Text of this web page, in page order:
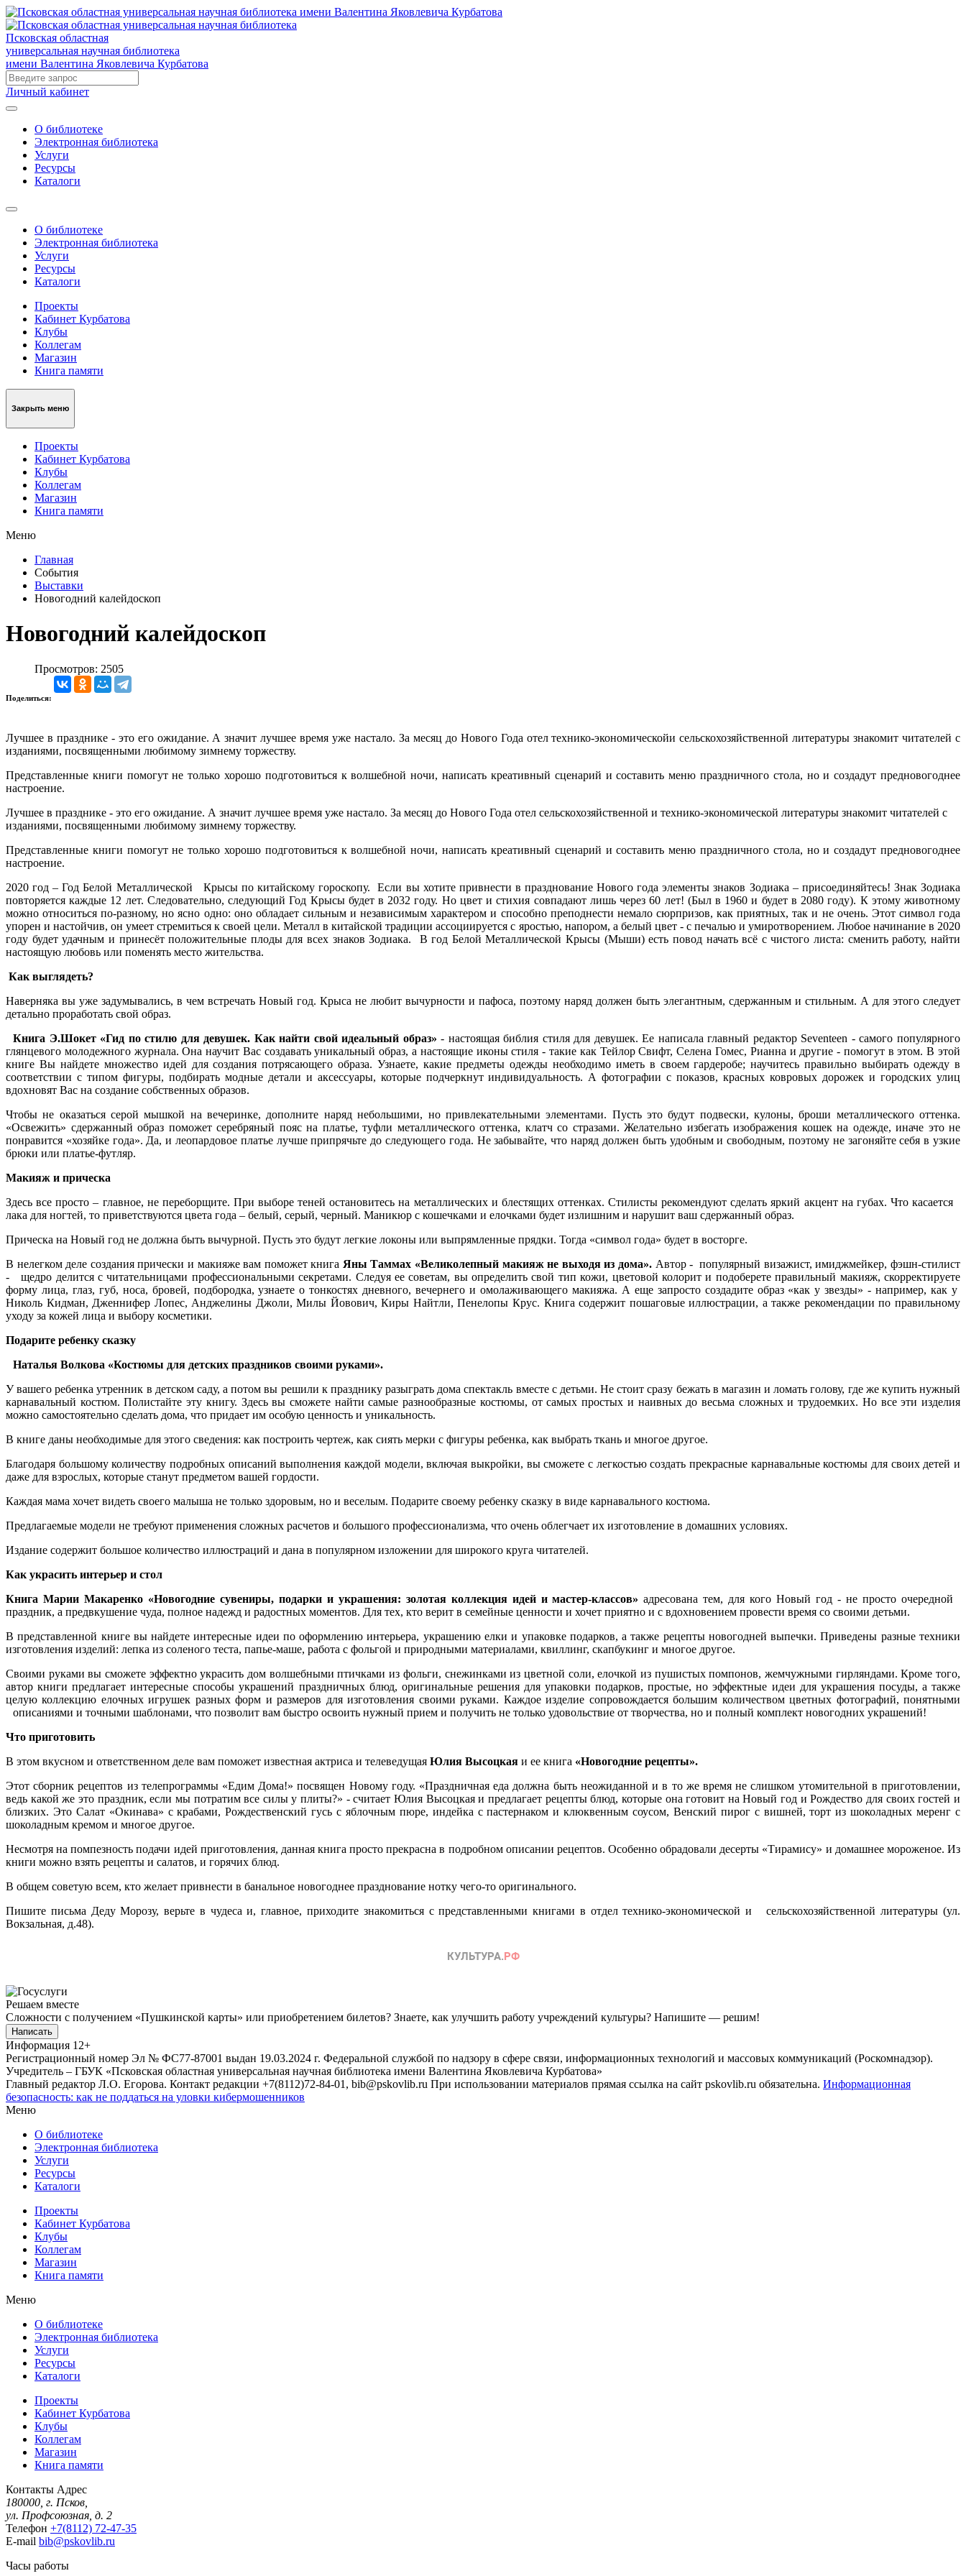
Псковская областная
универсальная научная библиотека
имени Валентина Яковлевича Курбатова
Личный кабинет
О библиотеке
Электронная библиотека
Услуги
Ресурсы
Каталоги
О библиотеке
Электронная библиотека
Услуги
Ресурсы
Каталоги
Проекты
Кабинет Курбатова
Клубы
Коллегам
Магазин
Книга памяти
Закрыть меню
Проекты
Кабинет Курбатова
Клубы
Коллегам
Магазин
Книга памяти
Меню
Главная
События
Выставки
Новогодний калейдоскоп
Новогодний калейдоскоп
Просмотров: 2505
Поделиться:
Лучшее в празднике - это его ожидание. А значит лучшее время уже настало. За месяц до Нового Года отел технико-экономическойи сельскохозяйственной литературы знакомит читателей с
изданиями, посвященными любимому зимнему торжеству.
Представленные книги помогут не только хорошо подготовиться к волшебной ночи, написать креативный сценарий и составить меню праздничного стола, но и создадут предновогоднее
настроение.
Лучшее в празднике - это его ожидание. А значит лучшее время уже настало. За месяц до Нового Года отел сельскохозяйственной и технико-экономической литературы знакомит читателей с
изданиями, посвященными любимому зимнему торжеству.
Представленные книги помогут не только хорошо подготовиться к волшебной ночи, написать креативный сценарий и составить меню праздничного стола, но и создадут предновогоднее
настроение.
2020 год – Год Белой Металлической Крысы по китайскому гороскопу. Если вы хотите привнести в празднование Нового года элементы знаков Зодиака – присоединяйтесь! Знак Зодиака
повторяется каждые 12 лет. Следовательно, следующий Год Крысы будет в 2032 году. Но цвет и стихия совпадают лишь через 60 лет! (Был в 1960 и будет в 2080 году). К этому животному
можно относиться по-разному, но ясно одно: оно обладает сильным и независимым характером и способно преподнести немало сюрпризов, как приятных, так и не очень. Этот символ года
упорен и настойчив, он умеет стремиться к своей цели. Металл в китайской традиции ассоциируется с яростью, напором, а белый цвет - с печалью и умиротворением. Любое начинание в 2020
году будет удачным и принесёт положительные плоды для всех знаков Зодиака. В год Белой Металлической Крысы (Мыши) есть повод начать всё с чистого листа: сменить работу, найти
настоящую любовь или поменять место жительства.
Как выглядеть?
Наверняка вы уже задумывались, в чем встречать Новый год. Крыса не любит вычурности и пафоса, поэтому наряд должен быть элегантным, сдержанным и стильным. А для этого следует
детально проработать свой образ.
Книга Э.Шокет «Гид по стилю для девушек. Как найти свой идеальный образ»- настоящая библия стиля для девушек. Ее написала главный редактор Seventeen - самого популярного
глянцевого молодежного журнала. Она научит Вас создавать уникальный образ, а настоящие иконы стиля - такие как Тейлор Свифт, Селена Гомес, Рианна и другие - помогут в этом. В этой
книге Вы найдете множество идей для создания потрясающего образа. Узнаете, какие предметы одежды необходимо иметь в своем гардеробе; научитесь правильно выбирать одежду в
соответствии с типом фигуры, подбирать модные детали и аксессуары, которые подчеркнут индивидуальность. А фотографии с показов, красных ковровых дорожек и городских улиц
вдохновят Вас на создание собственных образов.
Чтобы не оказаться серой мышкой на вечеринке, дополните наряд небольшими, но привлекательными элементами. Пусть это будут подвески, кулоны, броши металлического оттенка.
«Освежить» сдержанный образ поможет серебряный пояс на платье, туфли металлического оттенка, клатч со стразами. Желательно избегать изображения кошек на одежде, иначе это не
понравится «хозяйке года». Да, и леопардовое платье лучше припрячьте до следующего года. Не забывайте, что наряд должен быть удобным и свободным, поэтому не загоняйте себя в узкие
брюки или платье-футляр.
Макияж и прическа
Здесь все просто – главное, не переборщите. При выборе теней остановитесь на металлических и блестящих оттенках. Стилисты рекомендуют сделать яркий акцент на губах. Что касается
лака для ногтей, то приветствуются цвета года – белый, серый, черный. Маникюр с кошечками и елочками будет излишним и нарушит ваш сдержанный образ.
Прическа на Новый год не должна быть вычурной. Пусть это будут легкие локоны или выпрямленные прядки. Тогда «символ года» будет в восторге.
В нелегком деле создания прически и макияже вам поможет книга Яны Таммах «Великолепный макияж не выходя из дома». Автор - популярный визажист, имиджмейкер, фэшн-стилист
- щедро делится с читательницами профессиональными секретами. Следуя ее советам, вы определить свой тип кожи, цветовой колорит и подоберете правильный макияж, скорректируете
форму лица, глаз, губ, носа, бровей, подбородка, узнаете о тонкостях дневного, вечернего и омолаживающего макияжа. А еще запросто создадите образ «как у звезды» - например, как у
Николь Кидман, Дженнифер Лопес, Анджелины Джоли, Милы Йовович, Киры Найтли, Пенелопы Крус. Книга содержит пошаговые иллюстрации, а также рекомендации по правильному
уходу за кожей лица и выбору косметики.
Подарите ребенку сказку
Наталья Волкова «Костюмы для детских праздников своими руками».
У вашего ребенка утренник в детском саду, а потом вы решили к празднику разыграть дома спектакль вместе с детьми. Не стоит сразу бежать в магазин и ломать голову, где же купить нужный
карнавальный костюм. Полистайте эту книгу. Здесь вы сможете найти самые разнообразные костюмы, от самых простых и наивных до весьма сложных и трудоемких. Но все эти изделия
можно самостоятельно сделать дома, что придает им особую ценность и уникальность.
В книге даны необходимые для этого сведения: как построить чертеж, как сиять мерки с фигуры ребенка, как выбрать ткань и многое другое.
Благодаря большому количеству подробных описаний выполнения каждой модели, включая выкройки, вы сможете с легкостью создать прекрасные карнавальные костюмы для своих детей и
даже для взрослых, которые станут предметом вашей гордости.
Каждая мама хочет видеть своего малыша не только здоровым, но и веселым. Подарите своему ребенку сказку в виде карнавального костюма.
Предлагаемые модели не требуют применения сложных расчетов и большого профессионализма, что очень облегчает их изготовление в домашних условиях.
Издание содержит большое количество иллюстраций и дана в популярном изложении для широкого круга читателей.
Как украсить интерьер и стол
Книга Марии Макаренко «Новогодние сувениры, подарки и украшения: золотая коллекция идей и мастер-классов»адресована тем, для кого Новый год - не просто очередной
праздник, а предвкушение чуда, полное надежд и радостных моментов. Для тех, кто верит в семейные ценности и хочет приятно и с вдохновением провести время со своими детьми.
В представленной книге вы найдете интересные идеи по оформлению интерьера, украшению елки и упаковке подарков, а также рецепты новогодней выпечки. Приведены разные техники
изготовления изделий: лепка из соленого теста, папье-маше, работа с фольгой и природными материалами, квиллинг, скапбукинг и многое другое.
Своими руками вы сможете эффектно украсить дом волшебными птичками из фольги, снежинками из цветной соли, елочкой из пушистых помпонов, жемчужными гирляндами. Кроме того,
автор книги предлагает интересные способы украшений праздничных блюд, оригинальные решения для упаковки подарков, простые, но эффектные идеи для украшения посуды, а также
целую коллекцию елочных игрушек разных форм и размеров для изготовления своими руками. Каждое изделие сопровождается большим количеством цветных фотографий, понятными
описаниями и точными шаблонами, что позволит вам быстро освоить нужный прием и получить не только удовольствие от творчества, но и полный комплект новогодних украшений!
Что приготовить
В этом вкусном и ответственном деле вам поможет известная актриса и телеведущая Юлия Высоцкая и ее книга «Новогодние рецепты».
Этот сборник рецептов из телепрограммы «Едим Дома!» посвящен Новому году. «Праздничная еда должна быть неожиданной и в то же время не слишком утомительной в приготовлении,
ведь какой же это праздник, если мы потратим все силы у плиты?» - считает Юлия Высоцкая и предлагает рецепты блюд, которые она готовит на Новый год и Рождество для своих гостей и
близких. Это Салат «Окинава» с крабами, Рождественский гусь с яблочным пюре, индейка с пастернаком и клюквенным соусом, Венский пирог с вишней, торт из шоколадных меренг с
шоколадным кремом и многое другое.
Несмотря на помпезность подачи идей приготовления, данная книга просто прекрасна в подробном описании рецептов. Особенно обрадовали десерты «Тирамису» и домашнее мороженое. Из
книги можно взять рецепты и салатов, и горячих блюд.
В общем советую всем, кто желает привнести в банальное новогоднее празднование нотку чего-то оригинального.
Пишите письма Деду Морозу, верьте в чудеса и, главное, приходите знакомиться с представленными книгами в отдел технико-экономической и сельскохозяйственной литературы (ул.
Вокзальная, д.48).
Решаем вместе
Сложности с получением «Пушкинской карты» или приобретением билетов? Знаете, как улучшить работу учреждений культуры? Напишите — решим!
Написать
Информация 12+
Регистрационный номер Эл № ФС77-87001 выдан 19.03.2024 г. Федеральной службой по надзору в сфере связи, информационных технологий и массовых коммуникаций (Роскомнадзор).
Учредитель – ГБУК «Псковская областная универсальная научная библиотека имени Валентина Яковлевича Курбатова»
Главный редактор Л.О. Егорова. Контакт редакции +7(8112)72-84-01, bib@pskovlib.ru При использовании материалов прямая ссылка на сайт pskovlib.ru обязательна. Информационная
безопасность: как не поддаться на уловки кибермошенников
Меню
О библиотеке
Электронная библиотека
Услуги
Ресурсы
Каталоги
Проекты
Кабинет Курбатова
Клубы
Коллегам
Магазин
Книга памяти
Меню
О библиотеке
Электронная библиотека
Услуги
Ресурсы
Каталоги
Проекты
Кабинет Курбатова
Клубы
Коллегам
Магазин
Книга памяти
Контакты Адрес
180000, г. Псков,
ул. Профсоюзная, д. 2
Телефон +7(8112) 72-47-35
E-mail bib@pskovlib.ru
Часы работы